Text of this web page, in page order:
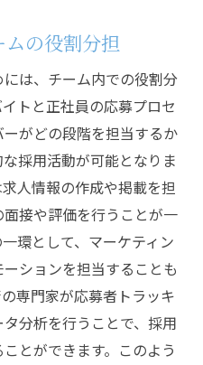
の役割分担
は、チーム内での役割分
トと正社員の応募プロセ
がどの段階を担当するか
採用活動が可能となりま
人情報の作成や掲載を担
接や評価を行うことが一
環として、マーケティン
ションを担当することも
専門家が応募者トラッキ
分析を行うことで、採用
とができます。このよう